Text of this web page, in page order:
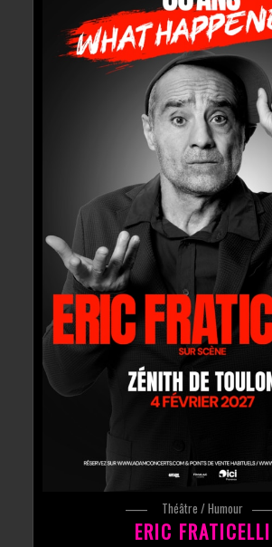
Théâtre / Humour
ERIC FRATICELLI